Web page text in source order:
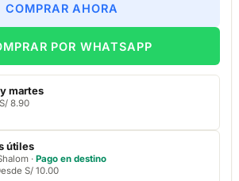
COMPRAR AHORA
POR WHATSAPP
martes
8.90
útiles
· Pago en destino
S/ 10.00